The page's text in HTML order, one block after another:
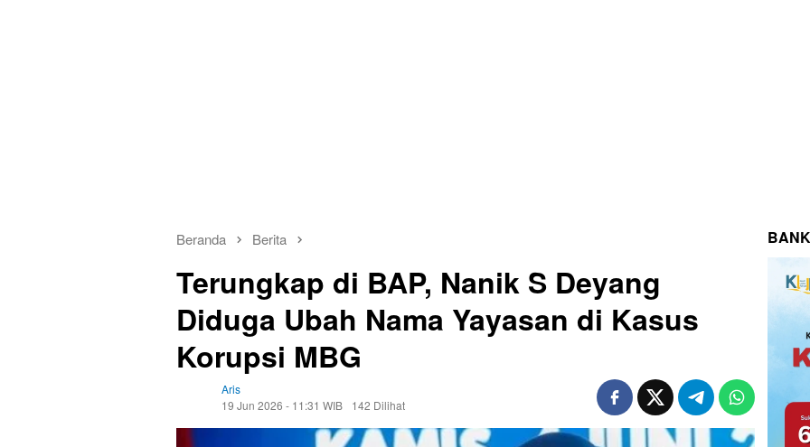
Beranda Berita
Terungkap di BAP, Nanik S Deyang
Diduga Ubah Nama Yayasan di Kasus
Korupsi MBG
Aris
19 Jun 2026 - 11:31 WIB
142 Dilihat